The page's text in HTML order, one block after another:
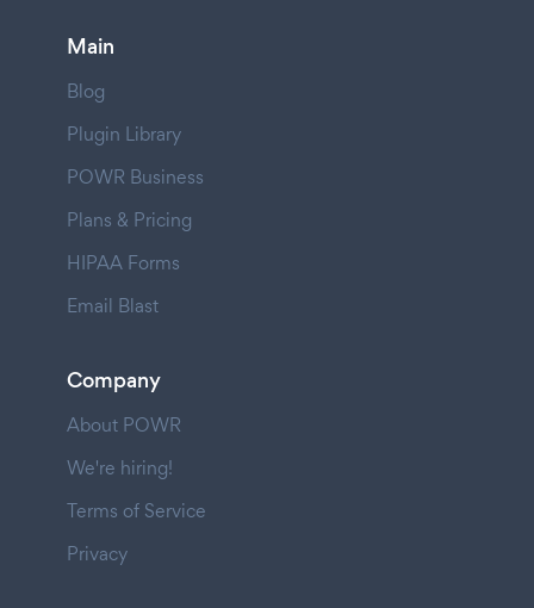
Main
Blog
Plugin Library
POWR Business
Plans & Pricing
HIPAA Forms
Email Blast
Company
About POWR
We're hiring!
Terms of Service
Privacy